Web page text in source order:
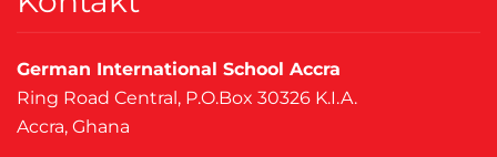
German International School Accra
Ring Road Central, P.O.Box 30326 K.I.A.
Accra, Ghana